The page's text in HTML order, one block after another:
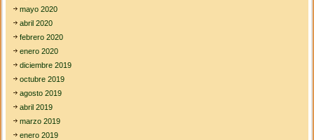
mayo 2020
abril 2020
febrero 2020
enero 2020
diciembre 2019
octubre 2019
agosto 2019
abril 2019
marzo 2019
enero 2019